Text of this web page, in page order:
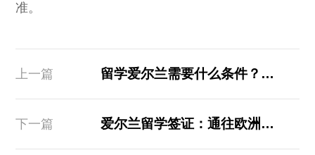
准。
上一篇 留学爱尔兰需要什么条件？爱尔兰国立科克大学为你详细解答
下一篇 爱尔兰留学签证：通往欧洲精英教育的便捷通道